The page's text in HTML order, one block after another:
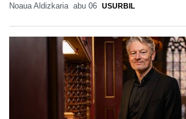
Noaua Aldizkaria abu 06 USURBIL